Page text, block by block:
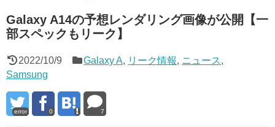
Galaxy A14の予想レンダリング画像が公開【一
部スペックもリーク】
2022/10/9 Galaxy A, リーク情報, ニュース,
Samsung
error 0 7